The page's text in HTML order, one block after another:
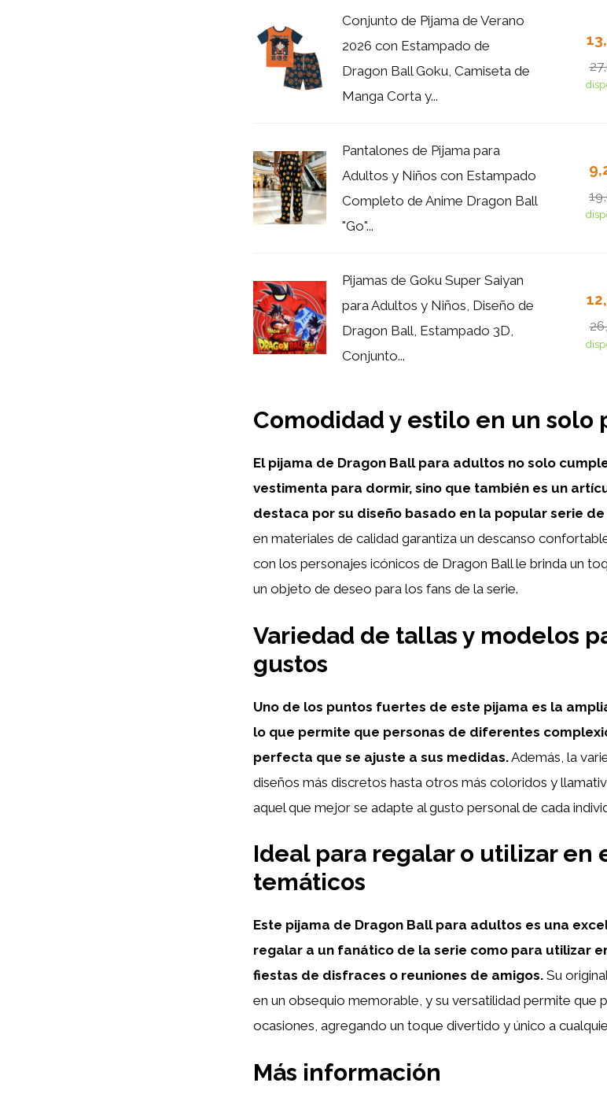
Conjunto de Pijama de Verano
2026 con Estampado de
Dragon Ball Goku, Camiseta de
Manga Corta y...
Pantalones de Pijama para
Adultos y Niños con Estampado
Completo de Anime Dragon Ball
"Go"...
Pijamas de Goku Super Saiyan
para Adultos y Niños, Diseño de
Dragon Ball, Estampado 3D,
Conjunto...
Comodidad y estilo en un solo
El pijama de Dragon Ball para adultos no solo
vestimenta para dormir, sino que también es un
destaca por su diseño basado en la popular serie de
en materiales de calidad garantiza un descanso
con los personajes icónicos de Dragon Ball le brinda un
un objeto de deseo para los fans de la serie.
Variedad de tallas y modelos
gustos
Uno de los puntos fuertes de este pijama es la
lo que permite que personas de diferentes
perfecta que se ajuste a sus medidas.Además, la
diseños más discretos hasta otros más coloridos y
aquel que mejor se adapte al gusto personal de cada
Ideal para regalar o utilizar en
temáticos
Este pijama de Dragon Ball para adultos es una
regalar a un fanático de la serie como para utilizar
fiestas de disfraces o reuniones de amigos. Su
en un obsequio memorable, y su versatilidad permite que
ocasiones, agregando un toque divertido y único a
Más información